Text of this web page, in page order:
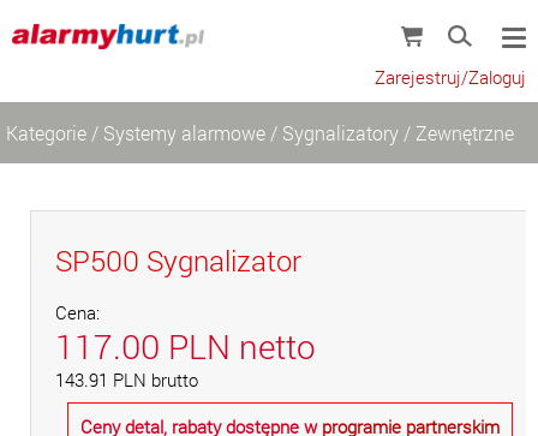
Zarejestruj/Zaloguj
Kategorie / Systemy alarmowe / Sygnalizatory / Zewnętrzne
SP500 Sygnalizator
Cena:
117.00 PLN netto
143.91 PLN brutto
Ceny detal, rabaty dostępne w programie partnerskim